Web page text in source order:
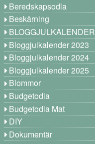
Beredskapsodla
Beskärning
BLOGGJULKALENDER
Bloggjulkalender 2023
Bloggjulkalender 2024
Bloggjulkalender 2025
Blommor
Budgetodla
Budgetodla Mat
DIY
Dokumentär